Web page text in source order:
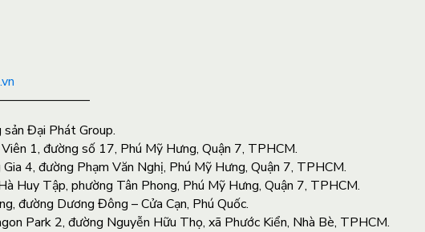
Đại Phát Group.
1, đường số 17, Phú Mỹ Hưng, Quận 7, TPHCM.
4, đường Phạm Văn Nghị, Phú Mỹ Hưng, Quận 7, TPHCM.
Huy Tập, phường Tân Phong, Phú Mỹ Hưng, Quận 7, TPHCM.
đường Dương Đông – Cửa Cạn, Phú Quốc.
Park 2, đường Nguyễn Hữu Thọ, xã Phước Kiển, Nhà Bè, TPHCM.